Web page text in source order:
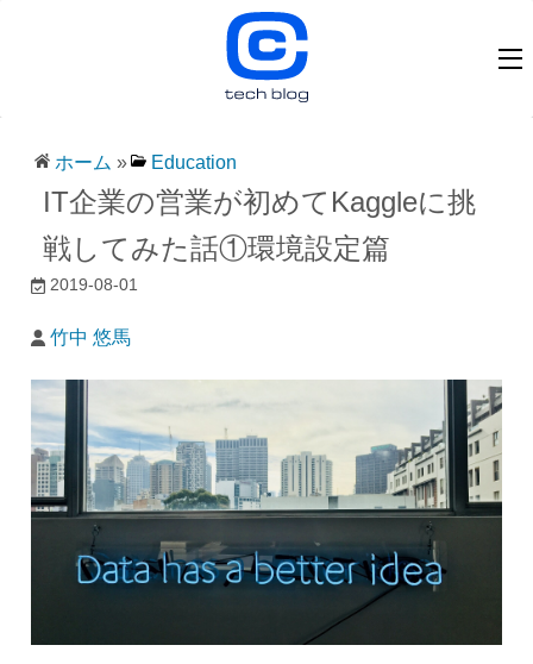
ホーム » Education
IT企業の営業が初めてKaggleに挑
戦してみた話①環境設定篇
2019-08-01
竹中 悠馬